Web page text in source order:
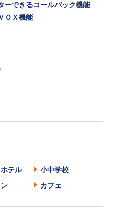
ーできるコールバック機能
ＯＸ機能
テル
小中学校
カフェ